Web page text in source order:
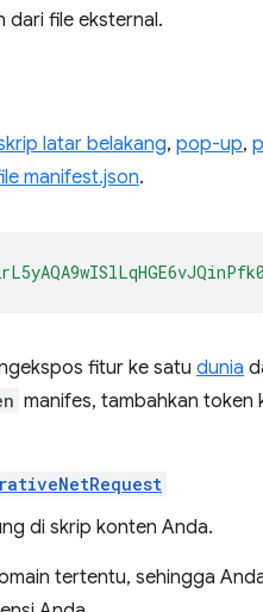
dari file eksternal.
latar belakang, pop-up,
manifest.json.
fitur ke satu dunia
manifes, tambahkan token
di skrip konten Anda.
tertentu, sehingga